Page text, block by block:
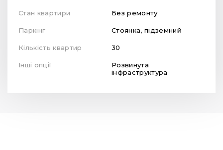
Стан квартири Без ремонту
Паркінг Стоянка, підземний
Кількість квартир 30
Інші опції
Розвинута
інфраструктура